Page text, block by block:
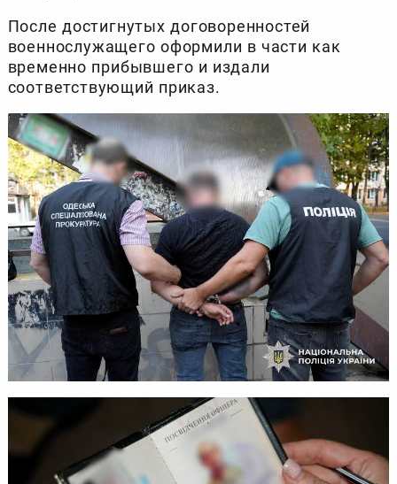
После достигнутых договоренностей
военнослужащего оформили в части как
временно прибывшего и издали
соответствующий приказ.